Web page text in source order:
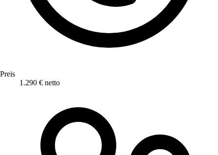
Preis
1.290 € netto